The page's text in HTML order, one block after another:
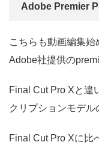
Adobe Premier
こちらも動画編集
Adobe社提供の
Final Cut Pro Xと違
クリプションモデル
Final Cut Pro Xに比